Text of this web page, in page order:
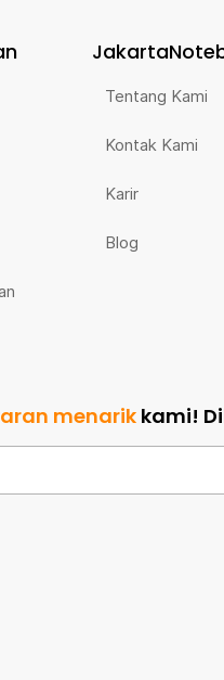
Tentang Kami
Kontak Kami
Karir
Blog
menarik kami!